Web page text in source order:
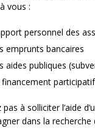
vous :
personnel des
emprunts bancaires
aides publiques
financement
pas à solliciter l’aide
dans la recherche